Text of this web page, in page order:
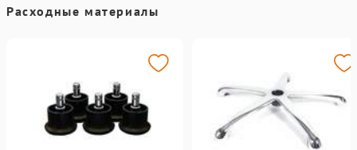
Расходные материалы